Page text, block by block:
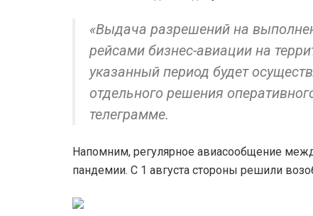
«Выдача разрешений на
рейсами бизнес-авиации на
указанный период будет
отдельного решения
телеграмме.
Напомним, регулярное авиасообщение
пандемии. С 1 августа стороны решили